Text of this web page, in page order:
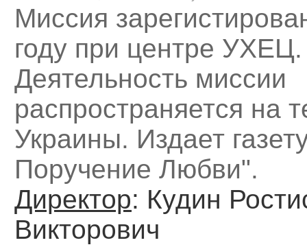
Миссия
году при центре УХЕЦ.
Деятельность миссии
распространяется на
Украины. Издает
Поручение Любви".
Директор: Кудин
Викторович